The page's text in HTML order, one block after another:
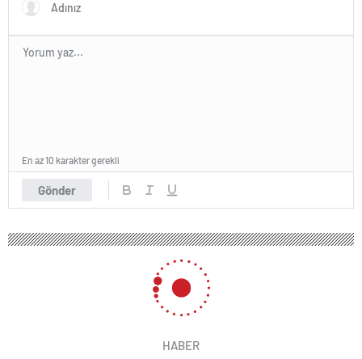
Gönder
En az 10 karakter gerekli
HABER